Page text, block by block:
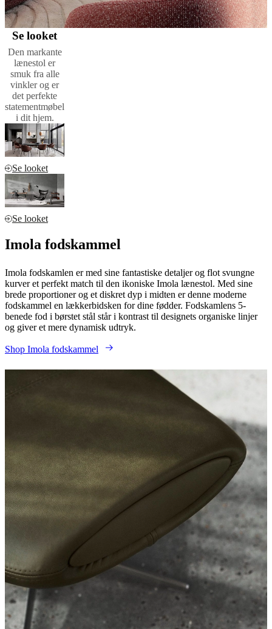
Se looket
Den markante
lænestol er
smuk fra alle
vinkler og er
det perfekte
statementmøbel
i dit hjem.
Se looket
Se looket
Imola fodskammel
Imola fodskamlen er med sine fantastiske detaljer og flot svungne
kurver et perfekt match til den ikoniske Imola lænestol. Med sine
brede proportioner og et diskret dyp i midten er denne moderne
fodskammel en lækkerbidsken for dine fødder. Fodskamlens 5-
benede fod i børstet stål står i kontrast til designets organiske linjer
og giver et mere dynamisk udtryk.
Shop Imola fodskammel